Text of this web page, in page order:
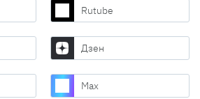
Rutube
Дзен
Max